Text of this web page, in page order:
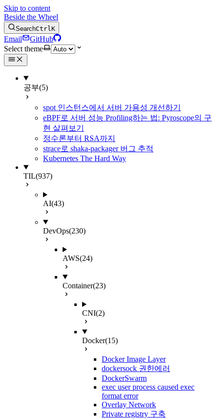
Skip to content
Beside the Wheel
SearchCtrlK
Email
GitHub
Select theme
공부(5)
spot 인스턴스에서 서버 가용성 개선하기
eBPF로 서버 성능 Profiling하는 법: Pyroscope의 구
현 살펴보기
정수론부터 RSA까지
strace로 shaka-packager 버그 추적
Kubernetes The Hard Way
TIL(937)
AI(43)
DevOps(230)
AWS(24)
Container(23)
CNI(2)
Docker(15)
Docker Image Layer
dockersock 권한에러
DockerSwarm
exec user process caused exec
format error
Overlay Network
Private registry 구축